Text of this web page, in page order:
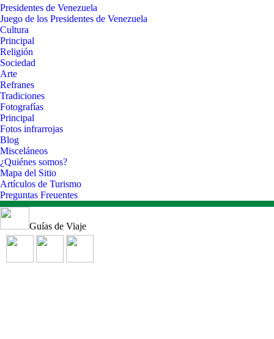
Presidentes de Venezuela
Juego de los Presidentes de Venezuela
Cultura
Principal
Religión
Sociedad
Arte
Refranes
Tradiciones
Fotografías
Principal
Fotos infrarrojas
Blog
Misceláneos
¿Quiénes somos?
Mapa del Sitio
Artículos de Turismo
Preguntas Freuentes
Guías de Viaje